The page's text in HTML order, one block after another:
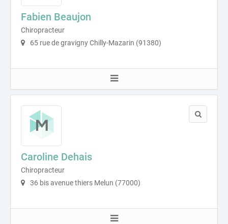
Fabien Beaujon
Chiropracteur
65 rue de gravigny Chilly-Mazarin (91380)
Caroline Dehais
Chiropracteur
36 bis avenue thiers Melun (77000)